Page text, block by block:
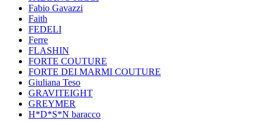
Fabio Gavazzi
Faith
FEDELI
Ferre
FLASHIN
FORTE COUTURE
FORTE DEI MARMI COUTURE
Giuliana Teso
GRAVITEIGHT
GREYMER
H*D*S*N baracco